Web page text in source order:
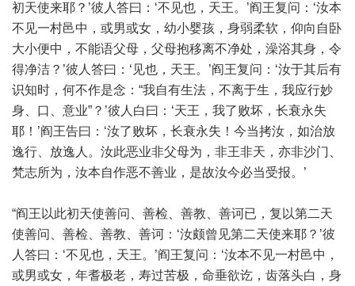
初天使来耶？’彼人答曰：‘不见也，天王。’阎王复问：‘汝本
不见一村邑中，或男或女，幼小婴孩，身弱柔软，仰向自卧
大小便中，不能语父母，父母抱移离不净处，澡浴其身，令
得净洁？’彼人答曰：‘见也，天王。’阎王复问：‘汝于其后有
识知时，何不作是念：“我自有生法，不离于生，我应行妙
身、口、意业”？’彼人白曰：‘天王，我了败坏，长衰永失
耶！’阎王告曰：‘汝了败坏，长衰永失！今当拷汝，如治放
逸行、放逸人。汝此恶业非父母为，非王非天，亦非沙门、
梵志所为，汝本自作恶不善业，是故汝今必当受报。’
“阎王以此初天使善问、善检、善教、善诃已，复以第二天
使善问、善检、善教、善诃：‘汝颇曾见第二天使来耶？’彼
人答曰：‘不见也，天王。’阎王复问：‘汝本不见一村邑中，
或男或女，年耆极老，寿过苦极，命垂欲讫，齿落头白，身